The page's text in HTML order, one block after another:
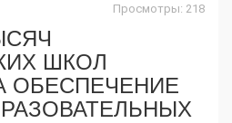
Просмотры: 218
ШКОЛ
ОБЕСПЕЧЕНИЕ